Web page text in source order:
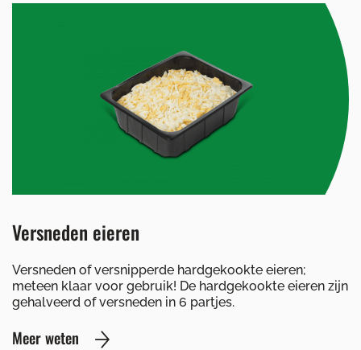
Versneden eieren
Versneden of versnipperde hardgekookte eieren;
meteen klaar voor gebruik! De hardgekookte eieren zijn
gehalveerd of versneden in 6 partjes.
Meer weten